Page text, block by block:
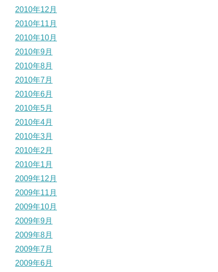
2010年12月
2010年11月
2010年10月
2010年9月
2010年8月
2010年7月
2010年6月
2010年5月
2010年4月
2010年3月
2010年2月
2010年1月
2009年12月
2009年11月
2009年10月
2009年9月
2009年8月
2009年7月
2009年6月